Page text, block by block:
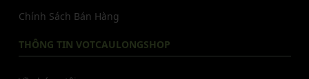
Chính Sách Bán Hàng
THÔNG TIN VOTCAULONGSHOP